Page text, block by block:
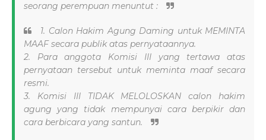
seorang perempuan menuntut :
1. Calon Hakim Agung Daming untuk MEMINTA
MAAF secara publik atas pernyataannya.
2. Para anggota Komisi III yang tertawa atas
pernyataan tersebut untuk meminta maaf secara
resmi.
3. Komisi III TIDAK MELOLOSKAN calon hakim
agung yang tidak mempunyai cara berpikir dan
cara berbicara yang santun.